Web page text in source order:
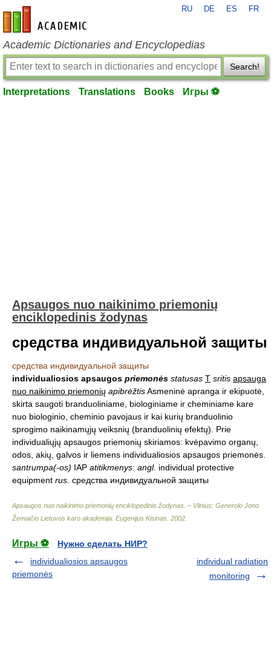
en-academic.com
RU DE ES FR
Academic Dictionaries and Encyclopedias
Search!
Interpretations Translations Books Игры ⚽
Apsaugos nuo naikinimo priemonių
enciklopedinis žodynas
средства индивидуальной защиты
средства индивидуальной защиты
individualiosios apsaugos priemonės statusas T sritis apsauga
nuo naikinimo priemonių apibrėžtisAsmeninė apranga ir ekipuotė,
skirta saugoti branduoliniame, biologiniame ir cheminiame kare
nuo biologinio, cheminio pavojaus ir kai kurių branduolinio
sprogimo naikinamųjų veiksnių (branduolinių efektų). Prie
individualiųjų apsaugos priemonių skiriamos: kvėpavimo organų,
odos, akių, galvos ir liemens individualiosios apsaugos priemonės.
santrumpa(-os) IAP atitikmenys: angl. individual protective
equipment rus. средства индивидуальной защиты
Apsaugos nuo naikinimo priemonių enciklopedinis žodynas. – Vilnius: Generolo Jono
Žemaičio Lietuvos karo akademija Eugenijus Kisinas 2002
Игры ⚽
Нужно сделать НИР?
individualiosios apsaugos
priemonės
individual radiation
monitoring